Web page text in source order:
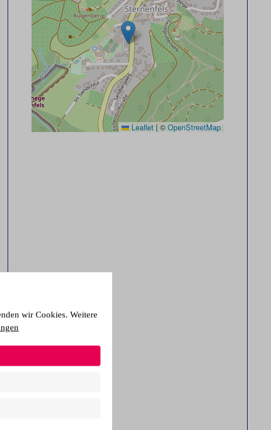
Leaflet | ©OpenStreetMap
wir Cookies. Weitere